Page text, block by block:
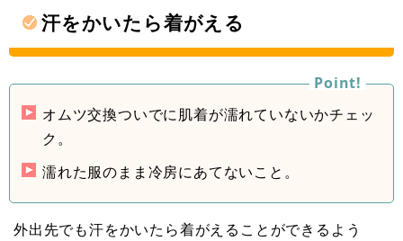
汗をかいたら着がえる
オムツ交換ついでに肌着が濡れていないかチェッ
ク。
濡れた服のまま冷房にあてないこと。
外出先でも汗をかいたら着がえることができるよう